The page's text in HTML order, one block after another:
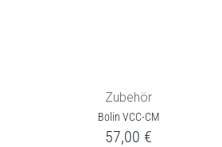
Zubehör
Bolin VCC-CM
57,00 €